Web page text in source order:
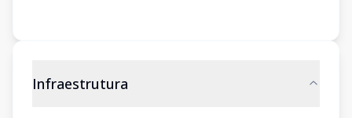
Infraestrutura